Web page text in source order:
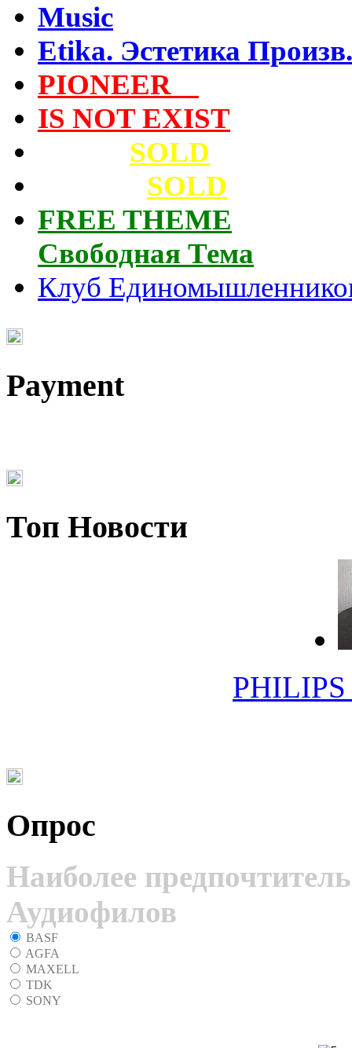
Music
Etika. Эстетика Произв.
PIONEER
IS NOT EXIST
SOLD
SOLD
FREE THEME
Свободная Тема
Клуб
Payment
Топ Новости
Опрос
Наиболее
Аудиофилов
BASF
AGFA
MAXELL
TDK
SONY